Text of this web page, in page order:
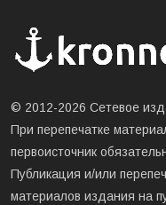
© 2012-2026 Сетевое
При перепечатке
первоисточник
Публикация и/или
материалов издания на